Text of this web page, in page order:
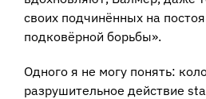
своих подчинённых на
подковёрной борьбы».
Одного я не могу понять:
разрушительное действие